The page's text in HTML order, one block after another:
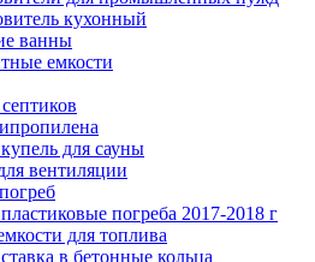
кухонный
ванны
емкости
для сауны
вентиляции
погреба 2017-2018 г
для топлива
в бетонные кольца